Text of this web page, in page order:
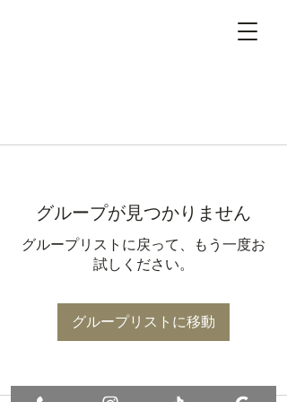
グループが見つかりません
グループリストに戻って、もう一度お
試しください。
グループリストに移動